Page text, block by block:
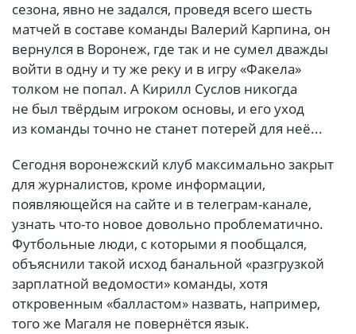
сезона, явно не задался, проведя всего шесть
матчей в составе команды Валерий Карпина, он
вернулся в Воронеж, где так и не сумел дважды
войти в одну и ту же реку и в игру «Факела»
толком не попал. А Кирилл Суслов никогда
не был твёрдым игроком основы, и его уход
из команды точно не станет потерей для неё...
Сегодня воронежский клуб максимально закрыт
для журналистов, кроме информации,
появляющейся на сайте и в телеграм-канале,
узнать что-то новое довольно проблематично.
Футбольные люди, с которыми я пообщался,
объяснили такой исход банальной «разгрузкой
зарплатной ведомости» команды, хотя
откровенным «балластом» назвать, например,
того же Магаля не повернётся язык.